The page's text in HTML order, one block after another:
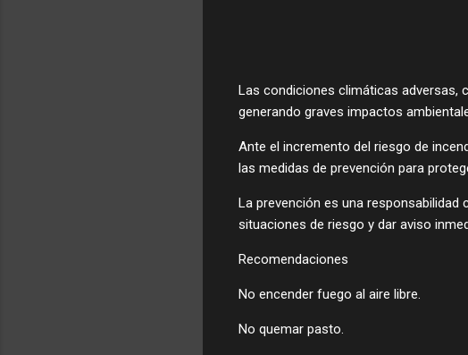
Las condiciones climáticas adversas,
generando graves impactos
Ante el incremento del riesgo de
las medidas de prevención para
La prevención es una
situaciones de riesgo y dar aviso
Recomendaciones
No encender fuego al aire libre.
No quemar pasto.